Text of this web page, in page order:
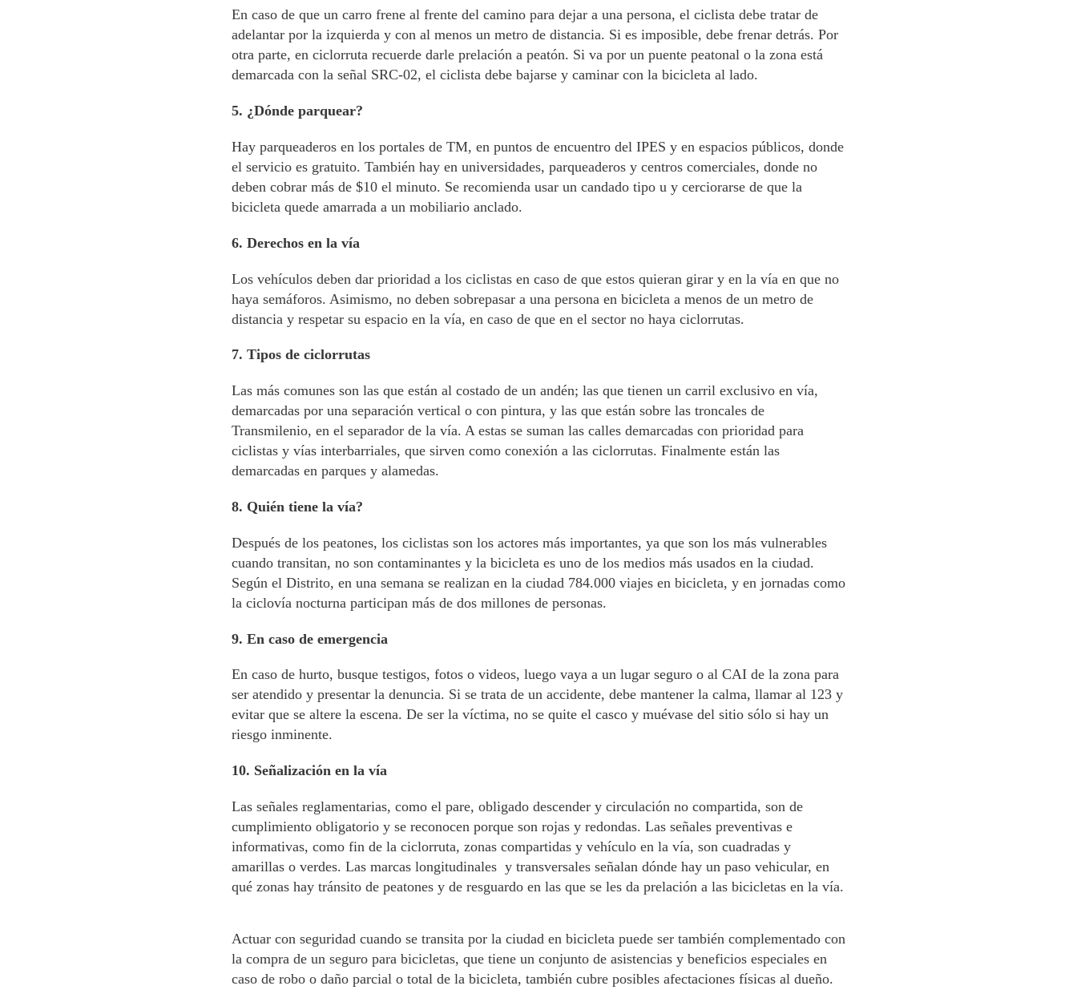
En caso de que un carro frene al frente del camino para dejar a una persona, el ciclista debe tratar de
adelantar por la izquierda y con al menos un metro de distancia. Si es imposible, debe frenar detrás. Por
otra parte, en ciclorruta recuerde darle prelación a peatón. Si va por un puente peatonal o la zona está
demarcada con la señal SRC-02, el ciclista debe bajarse y caminar con la bicicleta al lado.
5. ¿Dónde parquear?
Hay parqueaderos en los portales de TM, en puntos de encuentro del IPES y en espacios públicos, donde
el servicio es gratuito. También hay en universidades, parqueaderos y centros comerciales, donde no
deben cobrar más de $10 el minuto. Se recomienda usar un candado tipo u y cerciorarse de que la
bicicleta quede amarrada a un mobiliario anclado.
6. Derechos en la vía
Los vehículos deben dar prioridad a los ciclistas en caso de que estos quieran girar y en la vía en que no
haya semáforos. Asimismo, no deben sobrepasar a una persona en bicicleta a menos de un metro de
distancia y respetar su espacio en la vía, en caso de que en el sector no haya ciclorrutas.
7. Tipos de ciclorrutas
Las más comunes son las que están al costado de un andén; las que tienen un carril exclusivo en vía,
demarcadas por una separación vertical o con pintura, y las que están sobre las troncales de
Transmilenio, en el separador de la vía. A estas se suman las calles demarcadas con prioridad para
ciclistas y vías interbarriales, que sirven como conexión a las ciclorrutas. Finalmente están las
demarcadas en parques y alamedas.
8. Quién tiene la vía?
Después de los peatones, los ciclistas son los actores más importantes, ya que son los más vulnerables
cuando transitan, no son contaminantes y la bicicleta es uno de los medios más usados en la ciudad.
Según el Distrito, en una semana se realizan en la ciudad 784.000 viajes en bicicleta, y en jornadas como
la ciclovía nocturna participan más de dos millones de personas.
9. En caso de emergencia
En caso de hurto, busque testigos, fotos o videos, luego vaya a un lugar seguro o al CAI de la zona para
ser atendido y presentar la denuncia. Si se trata de un accidente, debe mantener la calma, llamar al 123 y
evitar que se altere la escena. De ser la víctima, no se quite el casco y muévase del sitio sólo si hay un
riesgo inminente.
10. Señalización en la vía
Las señales reglamentarias, como el pare, obligado descender y circulación no compartida, son de
cumplimiento obligatorio y se reconocen porque son rojas y redondas. Las señales preventivas e
informativas, como fin de la ciclorruta, zonas compartidas y vehículo en la vía, son cuadradas y
amarillas o verdes. Las marcas longitudinales y transversales señalan dónde hay un paso vehicular, en
qué zonas hay tránsito de peatones y de resguardo en las que se les da prelación a las bicicletas en la vía.
Actuar con seguridad cuando se transita por la ciudad en bicicleta puede ser también complementado con
la compra de un seguro para bicicletas, que tiene un conjunto de asistencias y beneficios especiales en
caso de robo o daño parcial o total de la bicicleta, también cubre posibles afectaciones físicas al dueño.